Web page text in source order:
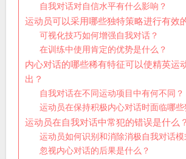
自我对话对自信水平有什么影响？
运动员可以采用哪些独特策略进行有效
可视化技巧如何增强自我对话？
在训练中使用肯定的优势是什么？
内心对话的哪些稀有特征可以使精英运
出？
自我对话在不同运动项目中有何不同？
运动员在保持积极内心对话时面临哪些
运动员在自我对话中常犯的错误是什么？
运动员如何识别和消除消极自我对话模
忽视内心对话的后果是什么？